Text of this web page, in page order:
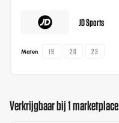
JD Sports
Maten 19 20 23
Verkrijgbaar bij 1 marketplace